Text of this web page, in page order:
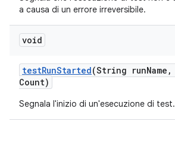
a causa di un errore irreversibile.
void
testRunStarted(String runName ,
Count)
Segnala l'inizio di un'esecuzione di test.